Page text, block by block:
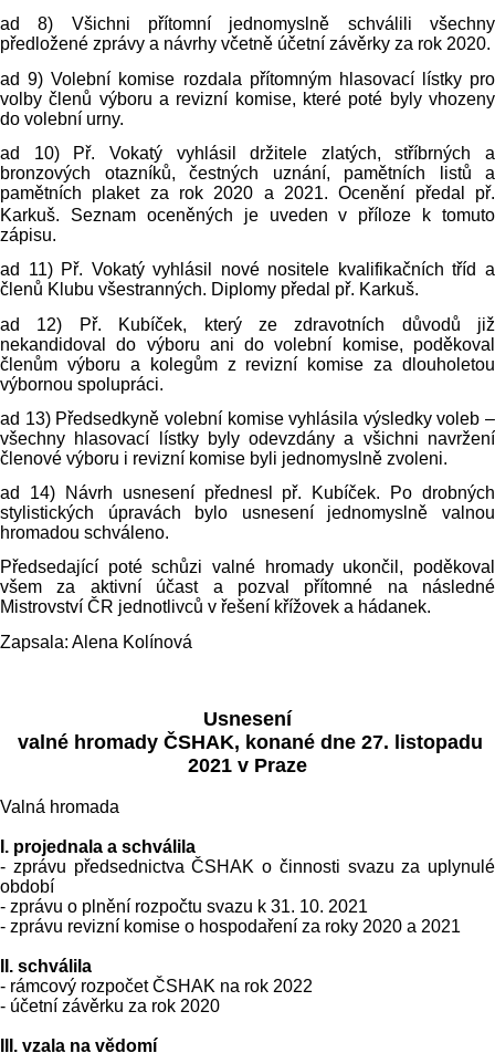
ad 8) Všichni přítomní jednomyslně schválili všechny
předložené zprávy a návrhy včetně účetní závěrky za rok 2020.
ad 9) Volební komise rozdala přítomným hlasovací lístky pro
volby členů výboru a revizní komise, které poté byly vhozeny
do volební urny.
ad 10) Př. Vokatý vyhlásil držitele zlatých, stříbrných a
bronzových otazníků, čestných uznání, pamětních listů a
pamětních plaket za rok 2020 a 2021. Ocenění předal př.
Karkuš. Seznam oceněných je uveden v příloze k tomuto
zápisu.
ad 11) Př. Vokatý vyhlásil nové nositele kvalifikačních tříd a
členů Klubu všestranných. Diplomy předal př. Karkuš.
ad 12) Př. Kubíček, který ze zdravotních důvodů již
nekandidoval do výboru ani do volební komise, poděkoval
členům výboru a kolegům z revizní komise za dlouholetou
výbornou spolupráci.
ad 13) Předsedkyně volební komise vyhlásila výsledky voleb –
všechny hlasovací lístky byly odevzdány a všichni navržení
členové výboru i revizní komise byli jednomyslně zvoleni.
ad 14) Návrh usnesení přednesl př. Kubíček. Po drobných
stylistických úpravách bylo usnesení jednomyslně valnou
hromadou schváleno.
Předsedající poté schůzi valné hromady ukončil, poděkoval
všem za aktivní účast a pozval přítomné na následné
Mistrovství ČR jednotlivců v řešení křížovek a hádanek.
Zapsala: Alena Kolínová
Usnesení
valné hromady ČSHAK, konané dne 27. listopadu
2021 v Praze
Valná hromada
I. projednala a schválila
- zprávu předsednictva ČSHAK o činnosti svazu za uplynulé
období
- zprávu o plnění rozpočtu svazu k 31. 10. 2021
- zprávu revizní komise o hospodaření za roky 2020 a 2021
II. schválila
- rámcový rozpočet ČSHAK na rok 2022
- účetní závěrku za rok 2020
III. vzala na vědomí